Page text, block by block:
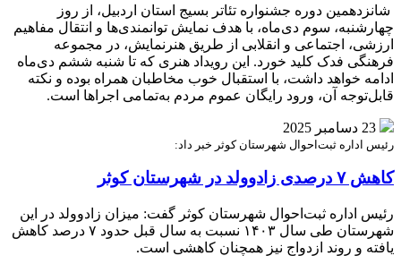
شانزدهمین دوره جشنواره تئاتر بسیج استان اردبیل، از روز
چهارشنبه، سوم دی‌ماه، با هدف نمایش توانمندی‌ها و انتقال مفاهیم
ارزشی، اجتماعی و انقلابی از طریق هنرنمایش، در مجموعه
فرهنگی فدک کلید خورد. این رویداد هنری که تا شنبه ششم دی‌ماه
ادامه خواهد داشت، با استقبال خوب مخاطبان همراه بوده و نکته
قابل‌توجه آن، ورود رایگان عموم مردم به‌تمامی اجراها است.
23 دسامبر 2025
رئیس اداره ثبت‌احوال شهرستان کوثر خبر داد:
کاهش ۷ درصدی زادوولد در شهرستان کوثر
رئیس اداره ثبت‌احوال شهرستان کوثر گفت: میزان زادوولد در این
شهرستان طی سال ۱۴۰۳ نسبت به سال قبل حدود ۷ درصد کاهش
یافته و روند ازدواج نیز همچنان کاهشی است.